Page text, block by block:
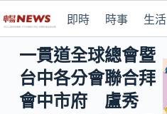
即時 時事 生活
一貫道全球總會暨
台中各分會聯合拜
會中市府 盧秀